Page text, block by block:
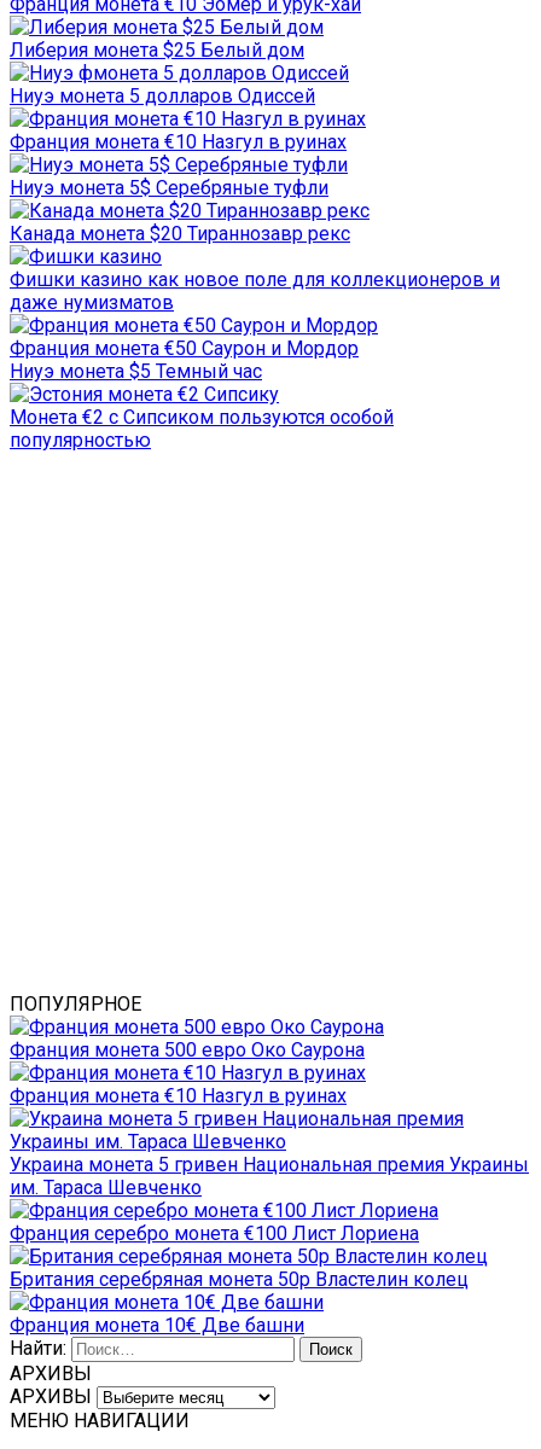
Либерия монета $25 Белый дом
Ниуэ монета 5 долларов Одиссей
Франция монета €10 Назгул в руинах
Ниуэ монета 5$ Серебряные туфли
Канада монета $20 Тираннозавр рекс
Фишки казино как новое поле для коллекционеров и
даже нумизматов
Франция монета €50 Саурон и Мордор
Ниуэ монета $5 Темный час
Монета €2 с Сипсиком пользуются особой
популярностью
ПОПУЛЯРНОЕ
Франция монета 500 евро Око Саурона
Франция монета €10 Назгул в руинах
Украина монета 5 гривен Национальная премия Украины
им. Тараса Шевченко
Франция серебро монета €100 Лист Лориена
Британия серебряная монета 50p Властелин колец
Франция монета 10€ Две башни
Найти:
АРХИВЫ
АРХИВЫ
МЕНЮ НАВИГАЦИИ